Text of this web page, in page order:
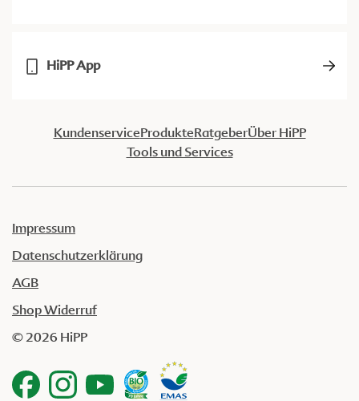
HiPP App
KundenserviceProdukteRatgeberÜber HiPP
Tools und Services
Impressum
Datenschutzerklärung
AGB
Shop Widerruf
© 2026 HiPP